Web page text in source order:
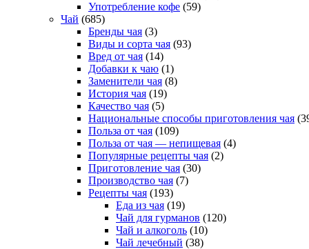
Употребление кофе (59)
Чай (685)
Бренды чая (3)
Виды и сорта чая (93)
Вред от чая (14)
Добавки к чаю (1)
Заменители чая (8)
История чая (19)
Качество чая (5)
Национальные способы приготовления чая
Польза от чая (109)
Польза от чая — непищевая (4)
Популярные рецепты чая (2)
Приготовление чая (30)
Производство чая (7)
Рецепты чая (193)
Еда из чая (19)
Чай для гурманов (120)
Чай и алкоголь (10)
Чай лечебный (38)